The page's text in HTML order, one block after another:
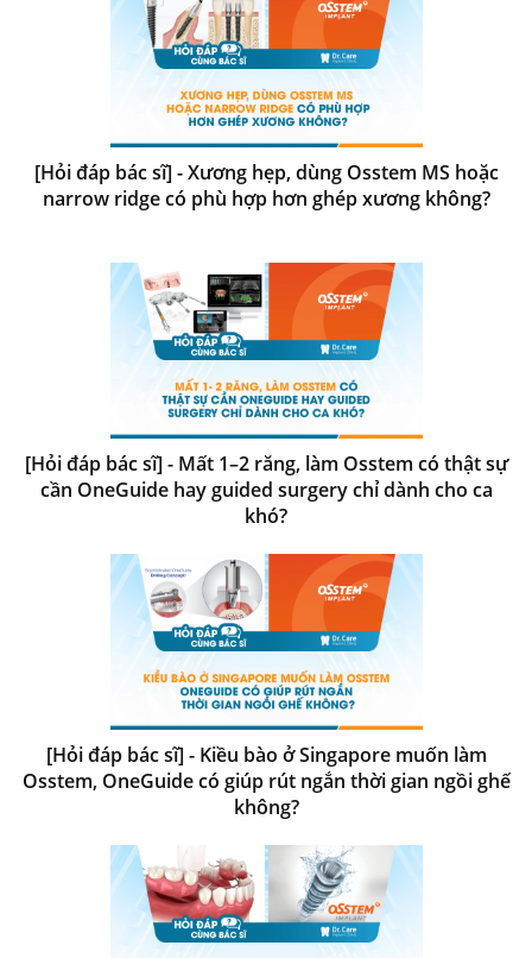
[Hỏi đáp bác sĩ] - Xương hẹp, dùng Osstem MS hoặc
narrow ridge có phù hợp hơn ghép xương không?
[Hỏi đáp bác sĩ] - Mất 1–2 răng, làm Osstem có thật sự
cần OneGuide hay guided surgery chỉ dành cho ca
khó?
[Hỏi đáp bác sĩ] - Kiều bào ở Singapore muốn làm
Osstem, OneGuide có giúp rút ngắn thời gian ngồi ghế
không?